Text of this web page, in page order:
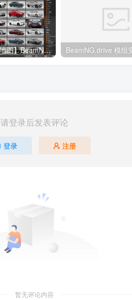
【🔥190+车辆&地图】BeamNG整合包 BeamNG.drive 模组
请登录后发表评论
登录 注册
暂无评论内容